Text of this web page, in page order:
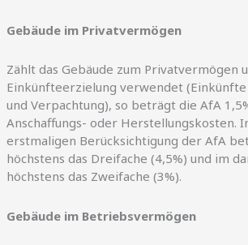
Gebäude im Privatvermögen
Zählt das Gebäude zum Privatvermögen
Einkünfteerzielung verwendet (Einkünfte
und Verpachtung), so beträgt die AfA
Anschaffungs- oder Herstellungskosten.
erstmaligen Berücksichtigung der AfA
höchstens das Dreifache (4,5%) und im
höchstens das Zweifache (3%).
Gebäude im Betriebsvermögen